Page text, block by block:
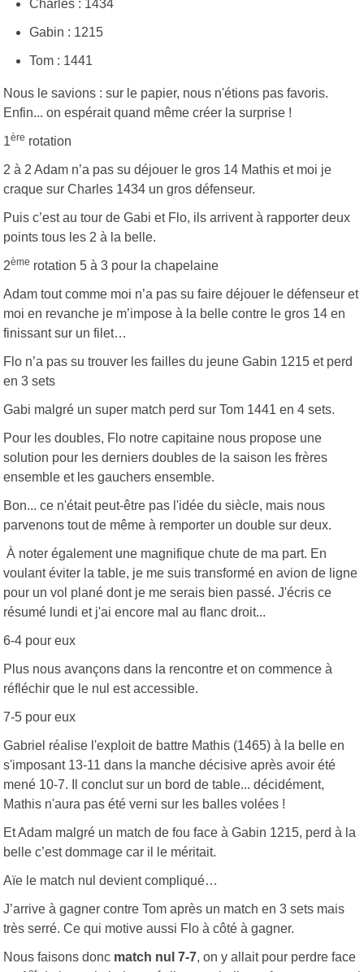
Charles : 1434
Gabin : 1215
Tom : 1441
Nous le savions : sur le papier, nous n'étions pas favoris.
Enfin... on espérait quand même créer la surprise !
1ère rotation
2 à 2 Adam n’a pas su déjouer le gros 14 Mathis et moi je
craque sur Charles 1434 un gros défenseur.
Puis c’est au tour de Gabi et Flo, ils arrivent à rapporter deux
points tous les 2 à la belle.
2ème rotation 5 à 3 pour la chapelaine
Adam tout comme moi n’a pas su faire déjouer le défenseur et
moi en revanche je m’impose à la belle contre le gros 14 en
finissant sur un filet…
Flo n’a pas su trouver les failles du jeune Gabin 1215 et perd
en 3 sets
Gabi malgré un super match perd sur Tom 1441 en 4 sets.
Pour les doubles, Flo notre capitaine nous propose une
solution pour les derniers doubles de la saison les frères
ensemble et les gauchers ensemble.
Bon... ce n'était peut-être pas l'idée du siècle, mais nous
parvenons tout de même à remporter un double sur deux.
À noter également une magnifique chute de ma part. En
voulant éviter la table, je me suis transformé en avion de ligne
pour un vol plané dont je me serais bien passé. J'écris ce
résumé lundi et j'ai encore mal au flanc droit...
6-4 pour eux
Plus nous avançons dans la rencontre et on commence à
réfléchir que le nul est accessible.
7-5 pour eux
Gabriel réalise l'exploit de battre Mathis (1465) à la belle en
s'imposant 13-11 dans la manche décisive après avoir été
mené 10-7. Il conclut sur un bord de table... décidément,
Mathis n'aura pas été verni sur les balles volées !
Et Adam malgré un match de fou face à Gabin 1215, perd à la
belle c’est dommage car il le méritait.
Aïe le match nul devient compliqué…
J’arrive à gagner contre Tom après un match en 3 sets mais
très serré. Ce qui motive aussi Flo à côté à gagner.
Nous faisons donc match nul 7-7, on y allait pour perdre face